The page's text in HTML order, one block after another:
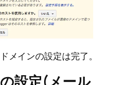
メインの設定は完了。